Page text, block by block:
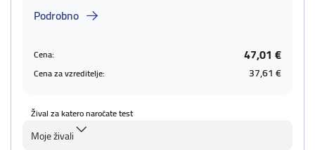
Podrobno
Cena: 47,01 €
Cena za vzreditelje: 37,61 €
Žival za katero naročate test
Moje živali